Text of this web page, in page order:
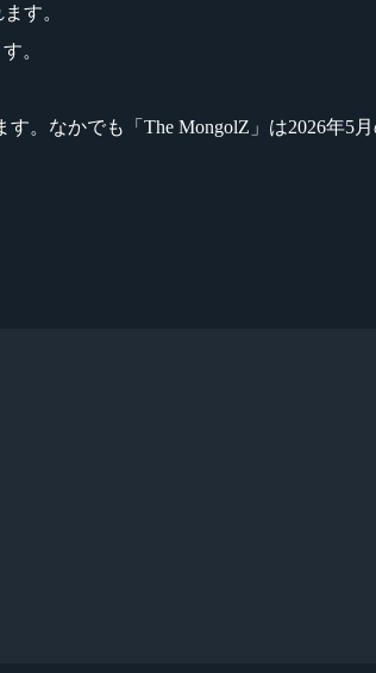
す。
。
。なかでも「The MongolZ」は2026年5